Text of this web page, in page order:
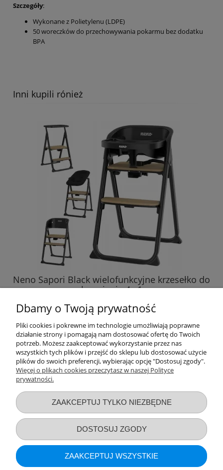
Szczegóły:
Wykonane z Polietylenu (LDPE)
50 woreczków do przechowywania pokarmu bez dodatku
BPA
Inni kupili rónież
Neno Sapori Black wielofunkcyjne krzesełko do
karmienia 4w1
898,97 zł
DO KOSZYKA
Informacje o sklepie
Dbamy o Twoją prywatność
Pliki cookies i pokrewne im technologie umożliwiają poprawne
działanie strony i pomagają nam dostosować ofertę do Twoich
potrzeb. Możesz zaakceptować wykorzystanie przez nas
wszystkich tych plików i przejść do sklepu lub dostosować użycie
plików do swoich preferencji, wybierając opcję "Dostosuj zgody".
Więcej o plikach cookies przeczytasz w naszej Polityce
prywatności.
ZAAKCEPTUJ TYLKO NIEZBĘDNE
DOSTOSUJ ZGODY
ZAAKCEPTUJ WSZYSTKIE